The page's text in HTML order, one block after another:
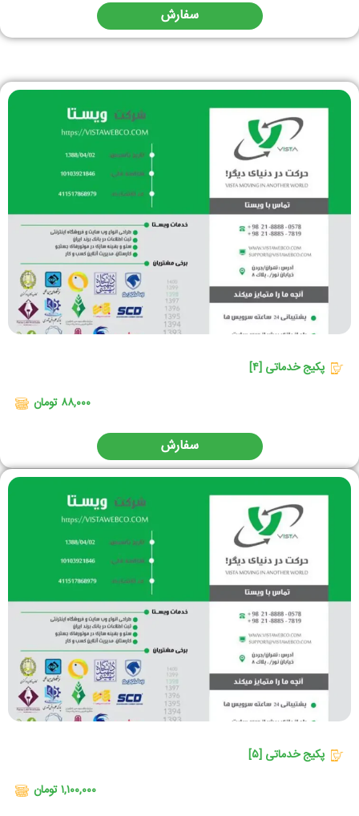
سفارش
پکیج خدماتی [۴]
۸۸,۰۰۰ تومان
سفارش
پکیج خدماتی [۵]
۱,۱۰۰,۰۰۰ تومان